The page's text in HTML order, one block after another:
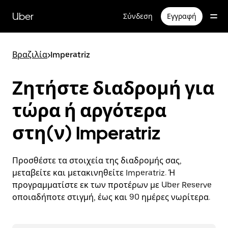
κύριο
περιεχόμενο
Uber Σύνδεση Εγγραφή
Βραζιλία>Imperatriz
Ζητήστε διαδρομή για
τώρα ή αργότερα
στη(ν) Imperatriz
Προσθέστε τα στοιχεία της διαδρομής σας,
μεταβείτε και μετακινηθείτε Imperatriz. Ή
προγραμματίστε εκ των προτέρων με Uber Reserve
οποιαδήποτε στιγμή, έως και 90 ημέρες νωρίτερα.